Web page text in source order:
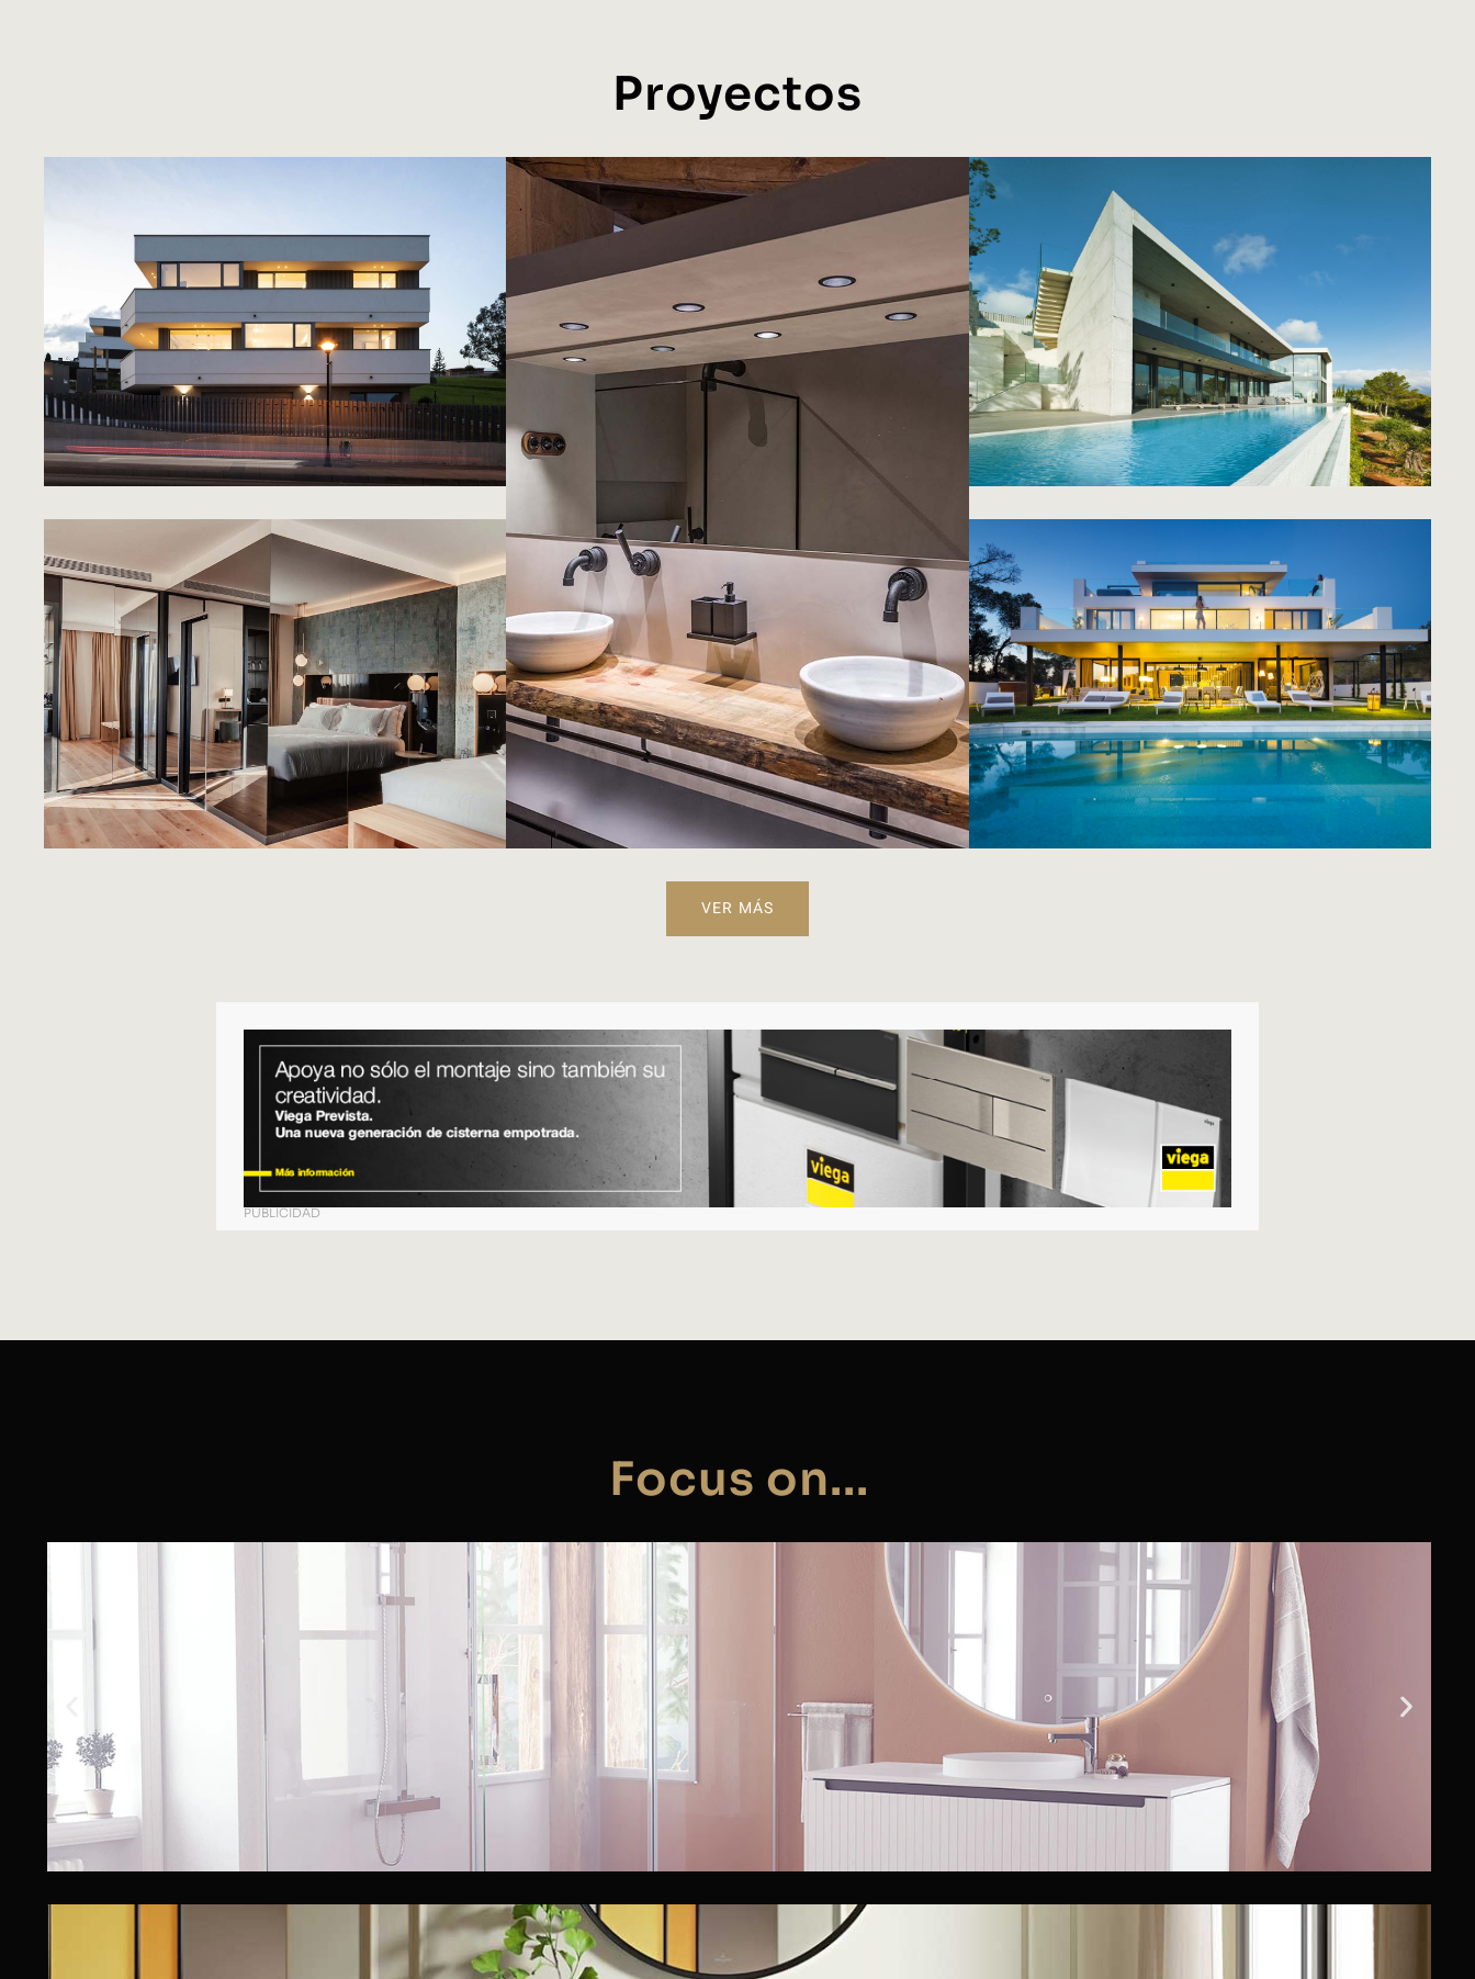
Proyectos
Escala de grises
VER MÁS
Una estrella brillante
VER MÁS
Masía La Baumeta
VER MÁS
Casa Concretus
VER MÁS
Los blancos de Ibiza
VER MÁS
VER MÁS
PUBLICIDAD
Focus on...
Torvisco Group presenta sus nuevas series de muebles de baño